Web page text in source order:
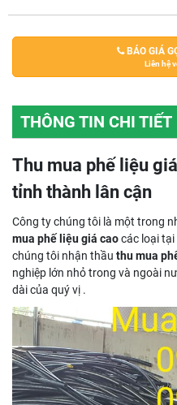
BÁO GIÁ
Liên hệ
THÔNG TIN CHI TIẾT
Thu mua phế liệu
tỉnh thành lân cận
Công ty chúng tôi là một trong
mua phế liệu giá caocác loại
chúng tôi nhận thầu thu mua
nghiệp lớn nhỏ trong và ngoài
dài của quý vị .